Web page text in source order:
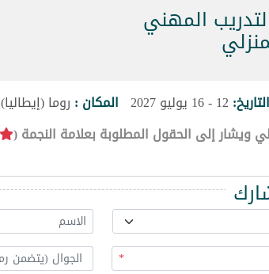
المهني
التاريخ: المكان : روما (إيطاليا)
ويشار إلى الحقول المطلوبة بعلامة النجمة (
*